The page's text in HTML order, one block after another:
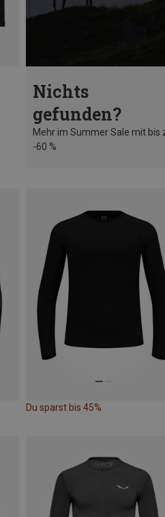
Nichts
gefunden?
Mehr im Summer Sale mit bis
-60 %
Du sparst bis 45%